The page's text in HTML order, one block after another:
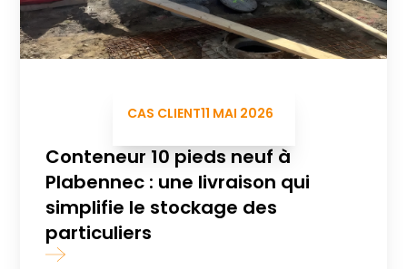
CAS CLIENT11 MAI 2026
Conteneur 10 pieds neuf à
Plabennec : une livraison qui
simplifie le stockage des
particuliers